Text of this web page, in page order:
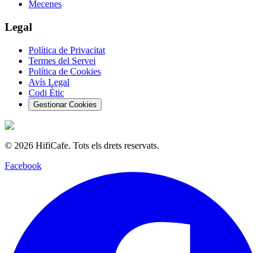
Mecenes
Legal
Política de Privacitat
Termes del Servei
Política de Cookies
Avís Legal
Codi Ètic
Gestionar Cookies
© 2026 HifiCafe. Tots els drets reservats.
Facebook